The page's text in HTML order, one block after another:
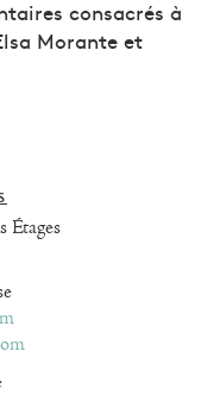
consacrés à
Morante et
Étages